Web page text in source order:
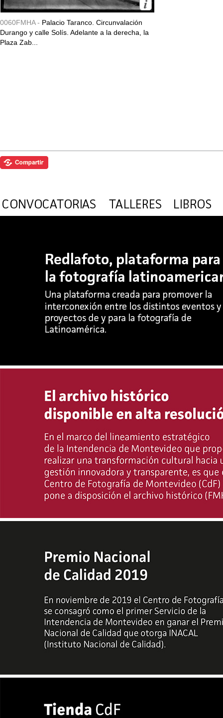
0060FMHA - Palacio Taranco. Circunvalación
Durango y calle Solís. Adelante a la derecha, la
Plaza Zab...